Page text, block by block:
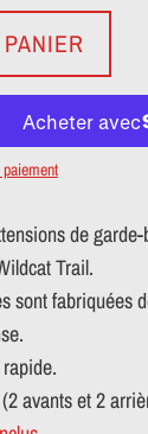
de
Trail.
sont fabriquées
avants et 2